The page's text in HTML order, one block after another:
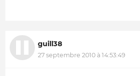
guill38
27 septembre 2010 à 14:53:49